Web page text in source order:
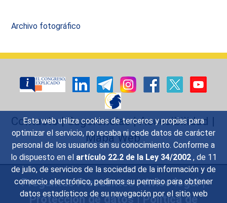
Esta web utiliza cookies de terceros y propias para
optimizar el servicio, no recaba ni cede datos de carácter
personal de los usuarios sin su conocimiento. Conforme a
lo dispuesto en el artículo 22.2 de la Ley 34/2002 , de 11
de julio, de servicios de la sociedad de la información y de
comercio electrónico, pedimos su permiso para obtener
datos estadísticos de su navegación por el sitio web
Archivo fotográfico
Contacto|Sugerencias|Accesibilidad |
Mapa Web
Preguntas Frecuentes|Aviso legal|
Protección de datos|Política de